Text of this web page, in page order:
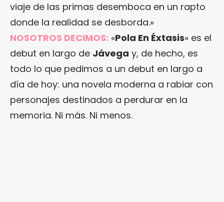
viaje de las primas desemboca en un rapto
donde la realidad se desborda.»
NOSOTROS DECIMOS: «Pola En Éxtasis» es el
debut en largo de Jávega y, de hecho, es
todo lo que pedimos a un debut en largo a
día de hoy: una novela moderna a rabiar con
personajes destinados a perdurar en la
memoria. Ni más. Ni menos.